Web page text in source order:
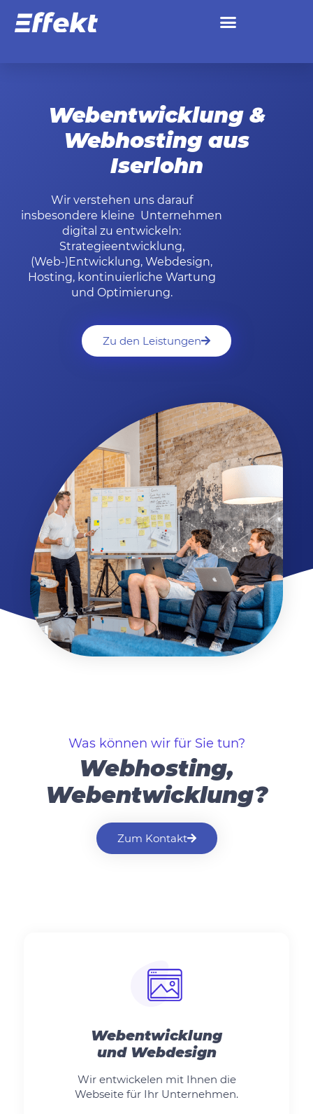
Webentwicklung &
Webhosting aus
Iserlohn
Wir verstehen uns darauf
insbesondere kleine Unternehmen
digital zu entwickeln:
Strategieentwicklung,
(Web-)Entwicklung, Webdesign,
Hosting, kontinuierliche Wartung
und Optimierung.
Zu den Leistungen
Was können wir für Sie tun?
Webhosting,
Webentwicklung?
Zum Kontakt
Webentwicklung
und Webdesign
Wir entwickelen mit Ihnen die
Webseite für Ihr Unternehmen.